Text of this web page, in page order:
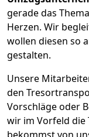
gerade das Thema
Herzen. Wir
wollen diesen so
gestalten.
Unsere
den
Vorschläge oder
wir im Vorfeld die